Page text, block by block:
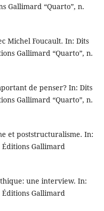
Gallimard “Quarto”, n.
Michel Foucault. In: Dits
Gallimard “Quarto”, n.
de penser? In: Dits
Gallimard “Quarto”, n.
et poststructuralisme. In:
Éditions Gallimard
une interview. In:
Éditions Gallimard